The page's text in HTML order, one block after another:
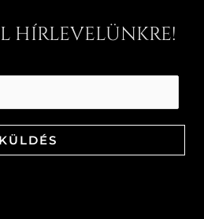
HÍRLEVELÜNKRE!
KÜLDÉS